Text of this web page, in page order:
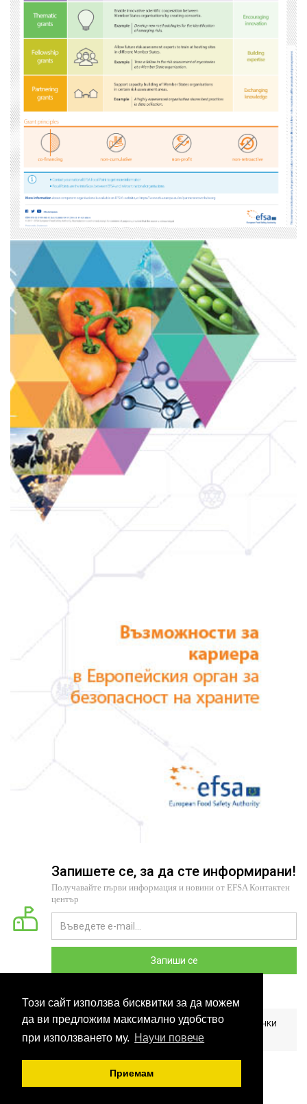
Този сайт използва бисквитки за да можем
да ви предложим максимално удобство
при използването му. Научи повече
Приемам
Запишете се, за да сте информирани!
Получавайте първи информация и новини от EFSA Контактен
център
Запиши се
2026 COPYRIGHT © EFSA КОНТАКТЕН ЦЕНТЪР БЪЛГАРИЯ. ВСИЧКИ
ПРАВА ЗАПАЗЕНИ. РАЗРАБОТЕНО ОТ